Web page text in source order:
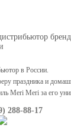
в России.
праздника и
Meri Meri за его
288-88-17